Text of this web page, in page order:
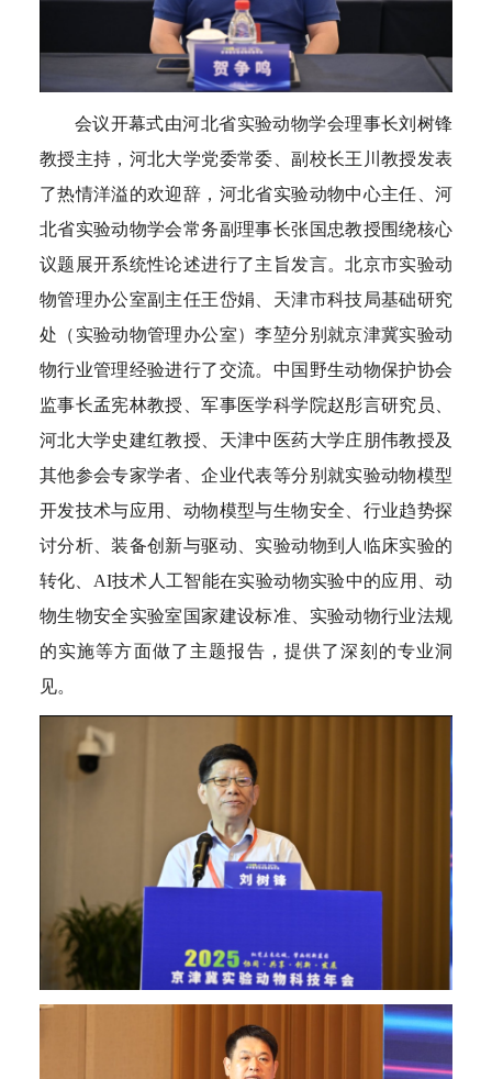
会议开幕式由河北省实验动物学会理事长刘树锋
教授主持，河北大学党委常委、副校长王川教授发表
了热情洋溢的欢迎辞，河北省实验动物中心主任、河
北省实验动物学会常务副理事长张国忠教授围绕核心
议题展开系统性论述进行了主旨发言。北京市实验动
物管理办公室副主任王岱娟、天津市科技局基础研究
处（实验动物管理办公室）李堃分别就京津冀实验动
物行业管理经验进行了交流。中国野生动物保护协会
监事长孟宪林教授、军事医学科学院赵彤言研究员、
河北大学史建红教授、天津中医药大学庄朋伟教授及
其他参会专家学者、企业代表等分别就实验动物模型
开发技术与应用、动物模型与生物安全、行业趋势探
讨分析、装备创新与驱动、实验动物到人临床实验的
转化、AI技术人工智能在实验动物实验中的应用、动
物生物安全实验室国家建设标准、实验动物行业法规
的实施等方面做了主题报告，提供了深刻的专业洞
见。